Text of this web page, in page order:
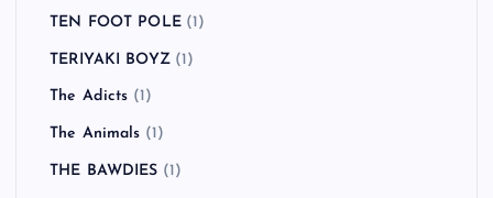
TEN FOOT POLE(1)
TERIYAKI BOYZ(1)
The Adicts (1)
The Animals (1)
THE BAWDIES (1)